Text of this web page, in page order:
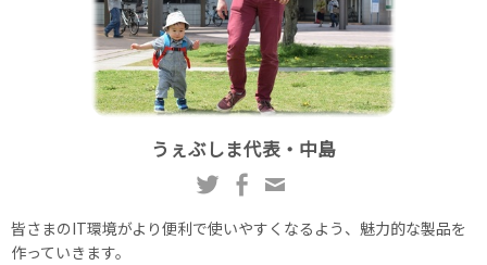
うぇぶしま代表・中島
皆さまのIT環境がより便利で使いやすくなるよう、魅力的な製品を
作っていきます。